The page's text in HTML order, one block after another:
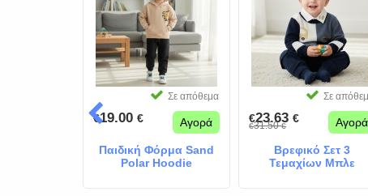
Σε απόθεμα
€19.00 € Αγορά
Παιδική Φόρμα Sand
Polar Hoodie
Σε
€23.63 €
€31.50€ Αγορά
Βρεφικό Σετ 3
Τεμαχίων Μπλε